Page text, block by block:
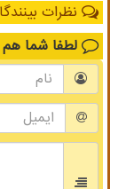
نظرات
لطفا شما هم